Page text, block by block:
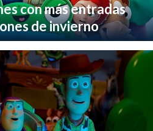
con más entradas
de invierno